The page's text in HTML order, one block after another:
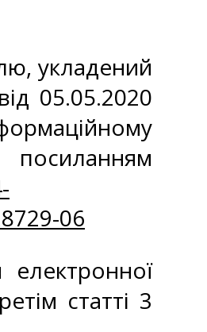
укладений
05.05.2020
06
статті 3